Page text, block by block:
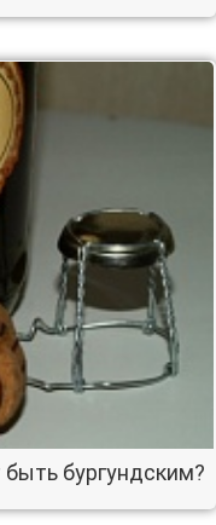
бургундским?